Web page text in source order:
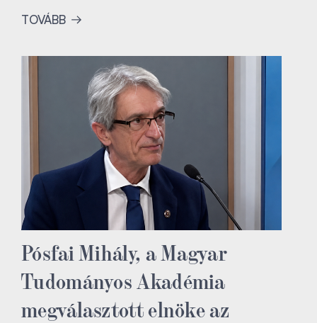
TOVÁBB
Pósfai Mihály, a Magyar
Tudományos Akadémia
megválasztott elnöke az